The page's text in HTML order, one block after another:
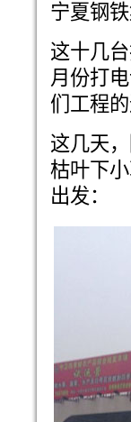
宁夏钢
这十几
月份打
们工程
这几天
枯叶下
出发：